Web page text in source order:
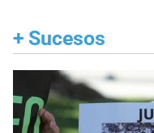
+ Sucesos